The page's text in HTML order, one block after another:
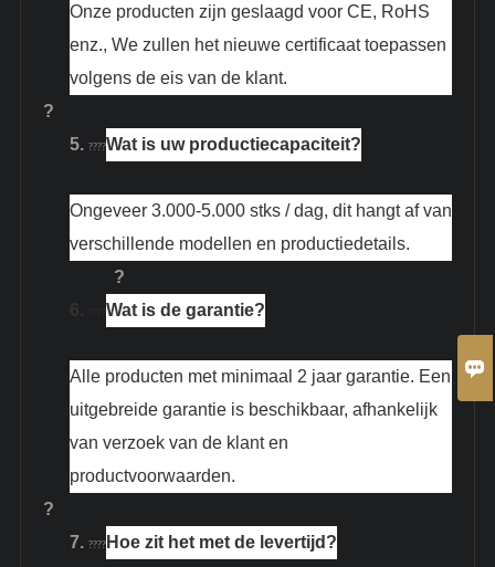
Onze producten zijn geslaagd voor CE, RoHS
enz., We zullen het nieuwe certificaat toepassen
volgens de eis van de klant.
?
5. ????Wat is uw productiecapaciteit?
Ongeveer 3.000-5.000 stks / dag, dit hangt af van
verschillende modellen en productiedetails.
?
Wat is de garantie?
Alle producten met minimaal 2 jaar garantie. Een
uitgebreide garantie is beschikbaar, afhankelijk
van verzoek van de klant en
productvoorwaarden.
?
7. ????Hoe zit het met de levertijd?
